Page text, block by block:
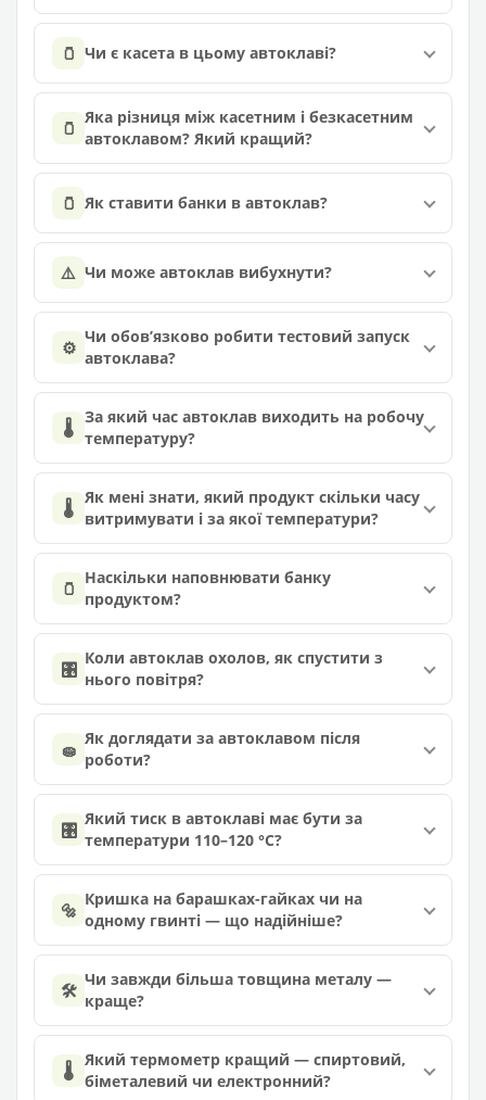
🫙 Чи є касета в цьому автоклаві?
🫙 Яка різниця між касетним і безкасетним
автоклавом? Який кращий?
🫙 Як ставити банки в автоклав?
⚠️ Чи може автоклав вибухнути?
⚙️ Чи обов’язково робити тестовий запуск
автоклава?
🌡️ За який час автоклав виходить на робочу
температуру?
🌡️ Як мені знати, який продукт скільки часу
витримувати і за якої температури?
🫙 Наскільки наповнювати банку
продуктом?
🎛️ Коли автоклав охолов, як спустити з
нього повітря?
🧽 Як доглядати за автоклавом після
роботи?
🎛️ Який тиск в автоклаві має бути за
температури 110–120 °C?
🔩 Кришка на барашках-гайках чи на
одному гвинті — що надійніше?
🛠️ Чи завжди більша товщина металу —
краще?
🌡️ Який термометр кращий — спиртовий,
біметалевий чи електронний?